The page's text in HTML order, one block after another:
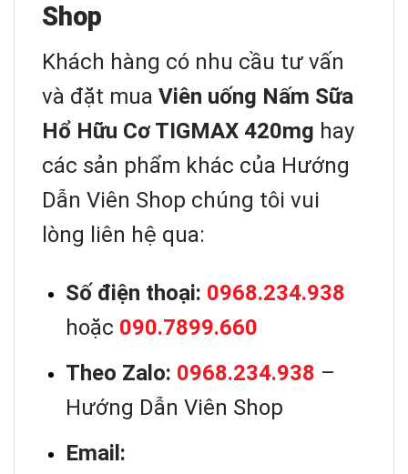
Shop
Khách hàng có nhu cầu tư vấn
và đặt mua Viên uống Nấm Sữa
Hổ Hữu Cơ TIGMAX 420mg hay
các sản phẩm khác của Hướng
Dẫn Viên Shop chúng tôi vui
lòng liên hệ qua:
Số điện thoại: 0968.234.938
hoặc 090.7899.660
Theo Zalo: 0968.234.938 –
Hướng Dẫn Viên Shop
Email: